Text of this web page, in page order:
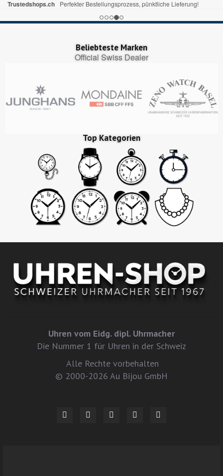
Trustedshops.ch Perfekter Bestellungsprozess, pünktliche Lieferung!
Beliebteste Marken
Official Swiss Dealer
Top Kategorien
Uhren vom Eidg. dipl. Uhrmacher
Die Nummer 1 für Uhren in der Schweiz
Alle Rechte vorbehalten
© 2000-2026 Au Bijou GmbH